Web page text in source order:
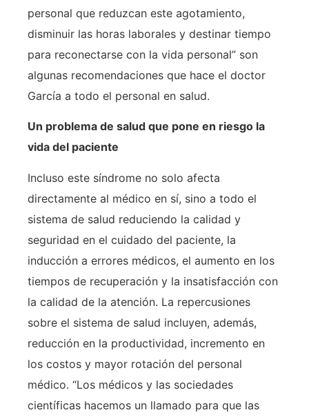
personal que reduzcan este agotamiento,
disminuir las horas laborales y destinar tiempo
para reconectarse con la vida personal” son
algunas recomendaciones que hace el doctor
García a todo el personal en salud.
Un problema de salud que pone en riesgo la
vida del paciente
Incluso este síndrome no solo afecta
directamente al médico en sí, sino a todo el
sistema de salud reduciendo la calidad y
seguridad en el cuidado del paciente, la
inducción a errores médicos, el aumento en los
tiempos de recuperación y la insatisfacción con
la calidad de la atención. La repercusiones
sobre el sistema de salud incluyen, además,
reducción en la productividad, incremento en
los costos y mayor rotación del personal
médico. “Los médicos y las sociedades
científicas hacemos un llamado para que las